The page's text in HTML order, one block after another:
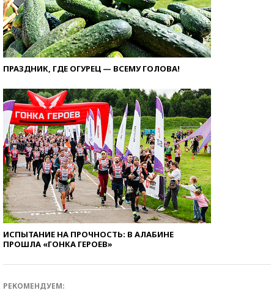
ПРАЗДНИК, ГДЕ ОГУРЕЦ — ВСЕМУ ГОЛОВА!
ИСПЫТАНИЕ НА ПРОЧНОСТЬ: В АЛАБИНЕ
ПРОШЛА «ГОНКА ГЕРОЕВ»
РЕКОМЕНДУЕМ: